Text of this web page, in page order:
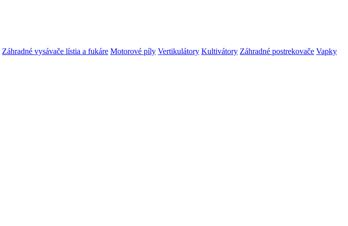
Záhradné vysávače lístia a fukáre Motorové píly Vertikulátory Kultivátory Záhradné postrekovače Vapky